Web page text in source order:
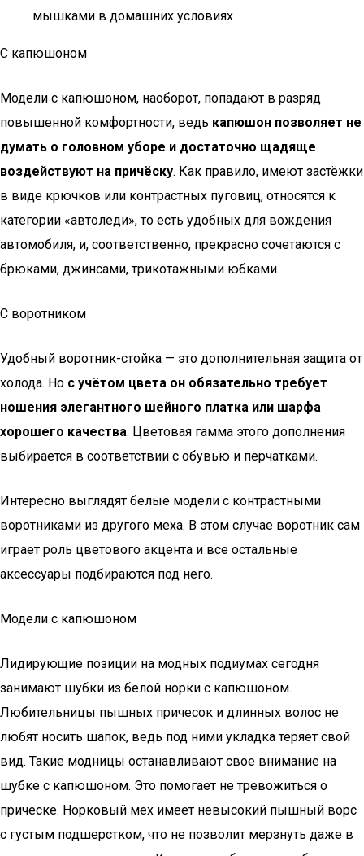
мышками в домашних условиях
С капюшоном
Модели с капюшоном, наоборот, попадают в разряд
повышенной комфортности, ведь капюшон позволяет не
думать о головном уборе и достаточно щадяще
воздействуют на причёску. Как правило, имеют застёжки
в виде крючков или контрастных пуговиц, относятся к
категории «автоледи», то есть удобных для вождения
автомобиля, и, соответственно, прекрасно сочетаются с
брюками, джинсами, трикотажными юбками.
С воротником
Удобный воротник-стойка — это дополнительная защита от
холода. Но с учётом цвета он обязательно требует
ношения элегантного шейного платка или шарфа
хорошего качества. Цветовая гамма этого дополнения
выбирается в соответствии с обувью и перчатками.
Интересно выглядят белые модели с контрастными
воротниками из другого меха. В этом случае воротник сам
играет роль цветового акцента и все остальные
аксессуары подбираются под него.
Модели с капюшоном
Лидирующие позиции на модных подиумах сегодня
занимают шубки из белой норки с капюшоном.
Любительницы пышных причесок и длинных волос не
любят носить шапок, ведь под ними укладка теряет свой
вид. Такие модницы останавливают свое внимание на
шубке с капюшоном. Это помогает не тревожиться о
прическе. Норковый мех имеет невысокий пышный ворс
с густым подшерстком, что не позволит мерзнуть даже в